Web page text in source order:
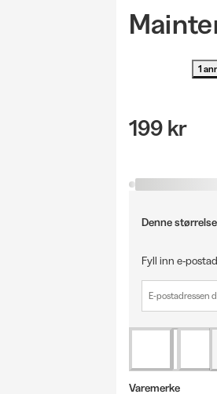
1
199 kr
Denne
Fyll inn e-
Varemerke